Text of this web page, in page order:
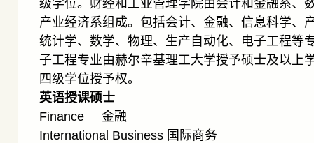
级学位。财经和工业管理学院由会计和金融系、
产业经济系组成。包括会计、金融、信息科学、
统计学、数学、物理、生产自动化、电子工程等
子工程专业由赫尔辛基理工大学授予硕士及以上
四级学位授予权。
英语授课硕士
Finance 金融
International Business 国际商务